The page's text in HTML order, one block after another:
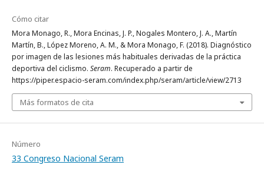
Cómo citar
Mora Monago, R., Mora Encinas, J. P., Nogales Montero, J. A., Martín
Martín, B., López Moreno, A. M., & Mora Monago, F. (2018). Diagnóstico
por imagen de las lesiones más habituales derivadas de la práctica
deportiva del ciclismo. Seram. Recuperado a partir de
https://piper.espacio-seram.com/index.php/seram/article/view/2713
Más formatos de cita
Número
33 Congreso Nacional Seram